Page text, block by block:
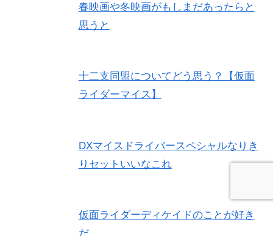
春映画や冬映画がもしまだあったらと
思うと
十二支同盟についてどう思う？【仮面
ライダーマイス】
DXマイスドライバースペシャルなりき
りセットいいなこれ
仮面ライダーディケイドのことが好き
だ